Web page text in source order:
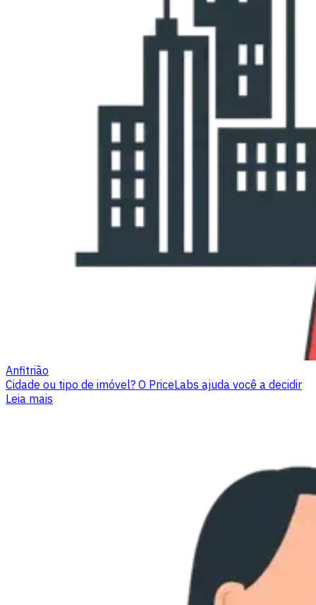
Anfitrião
Cidade ou tipo de imóvel? O PriceLabs ajuda você a decidir
Leia mais